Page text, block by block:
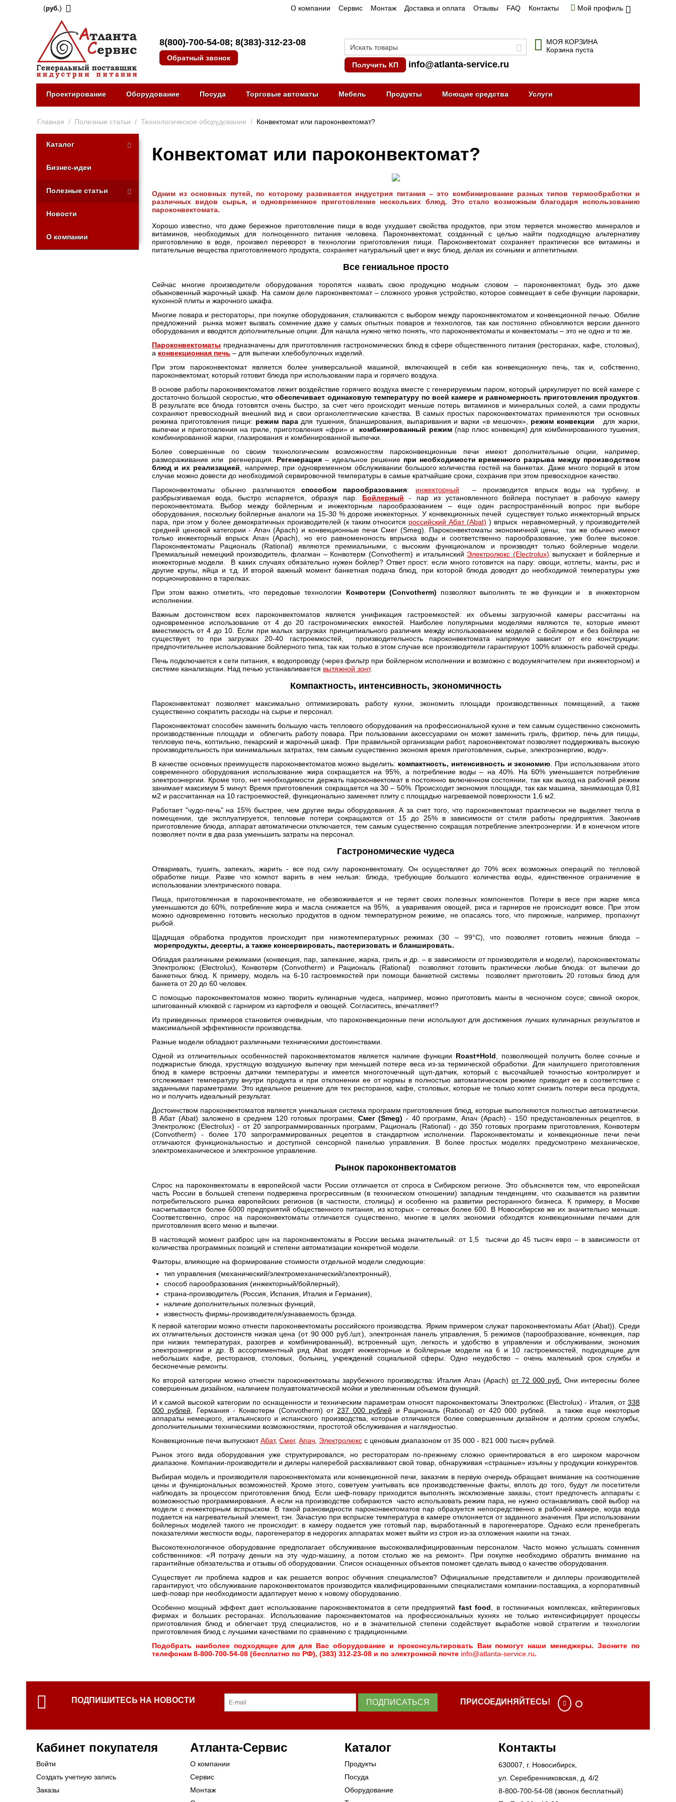
(руб.) О компании Сервис Монтаж Доставка и оплата Отзывы FAQ Контакты Мой профиль
8(800)-700-54-08; 8(383)-312-23-08
Обратный звонок
Получить КП
info@atlanta-service.ru
МОЯ КОРЗИНА
Корзина пуста
Проектирование Оборудование Посуда Торговые автоматы Мебель Продукты Моющие средства Услуги
Главная / Полезные статьи / Технологическое оборудование / Конвектомат или пароконвектомат?
Каталог
Бизнес-идеи
Полезные статьи
Новости
О компании
Конвектомат или пароконвектомат?
Одним из основных путей, по которому развивается индустрия питания – это комбинирование разных типов термообработки и
различных видов сырья, и одновременное приготовление нескольких блюд. Это стало возможным благодаря использованию
пароконвектомата.
Хорошо известно, что даже бережное приготовление пищи в воде ухудшает свойства продуктов, при этом теряется множество минералов и
витаминов, необходимых для полноценного питания человека. Пароконвектомат, созданный с целью найти подходящую альтернативу
приготовлению в воде, произвел переворот в технологии приготовления пищи. Пароконвектомат сохраняет практически все витамины и
питательные вещества приготовляемого продукта, сохраняет натуральный цвет и вкус блюд, делая их сочными и аппетитными.
Все гениальное просто
Сейчас многие производители оборудования торопятся назвать свою продукцию модным словом – пароконвектомат, будь это даже
обыкновенный жарочный шкаф. На самом деле пароконвектомат – сложного уровня устройство, которое совмещает в себе функции пароварки,
кухонной плиты и жарочного шкафа.
Многие повара и рестораторы, при покупке оборудования, сталкиваются с выбором между пароконвектоматом и конвекционной печью. Обилие
предложений рынка может вызвать сомнение даже у самых опытных поваров и технологов, так как постоянно обновляются версии данного
оборудования и вводятся дополнительные опции. Для начала нужно четко понять, что пароконвектоматы и конвектоматы – это не одно и то же.
Пароконвектоматы предназначены для приготовления гастрономических блюд в сфере общественного питания (ресторанах, кафе, столовых),
а конвекционная печь – для выпечки хлебобулочных изделий.
При этом пароконвектомат является более универсальной машиной, включающей в себя как конвекционную печь, так и, собственно,
пароконвектомат, который готовит блюда при использовании пара и горячего воздуха.
В основе работы пароконвектоматов лежит воздействие горячего воздуха вместе с генерируемым паром, который циркулирует по всей камере с
достаточно большой скоростью, что обеспечивает одинаковую температуру по всей камере и равномерность приготовления продуктов.
В результате все блюда готовятся очень быстро, за счет чего происходит меньше потерь витаминов и минеральных солей, а сами продукты
сохраняют превосходный внешний вид и свои органолептические качества. В самых простых пароконвектоматах применяются три основных
режима приготовления пищи: режим парадля тушения, бланширования, выпаривания и варки «в мешочек», режим конвекции для жарки,
выпечки и приготовления на гриле, приготовления «фри» и комбинированный режим (пар плюс конвекция) для комбинированного тушения,
комбинированной жарки, глазирования и комбинированной выпечки.
Более совершенные по своим технологическим возможностям пароконвекционные печи имеют дополнительные опции, например,
размораживание или регенерация. Регенерация – идеальное решение при необходимости временного разрыва между производством
блюд и их реализацией, например, при одновременном обслуживании большого количества гостей на банкетах. Даже много порций в этом
случае можно довести до необходимой сервировочной температуры в самые кратчайшие сроки, сохранив при этом превосходное качество.
Пароконвектоматы обычно различаютсяспособом парообразования: инжекторный – производится впрыск воды на турбину, и
разбрызгиваемая вода, быстро испаряется, образуя пар. Бойлерный - пар из установленного бойлера поступает в рабочую камеру
пероконвектомата. Выбор между бойлерным и инжекторным парообразованием – еще один распространённый вопрос при выборе
оборудования, поскольку бойлерные аналоги на 15-30 % дороже инжекторных. У конвекционных печей существует только инжекторный впрыск
пара, при этом у более демократичных производителей (к таким относится российский Абат (Abat) ) впрыск неравномерный, у производителей
средней ценовой категории - Апач (Apach) и конвекционные печи Смег (Smeg). Пароконвектоматы экономичной цены, так же обычно имеют
только инжекторный впрыск Апач (Apach), но его равноменоность впрыска воды и соответственно парообразование, уже более высокое.
Пароконвектоматы Рациональ (Rational) являются премиальными, с высоким функционалом и производят только бойлерные модели.
Премиальный немецкий производитель, флагман – Конвотерм (Convotherm) и итальянский Электролюкс (Electrolux) выпускает и бойлерные и
инжекторные модели. В каких случаях обязательно нужен бойлер? Ответ прост: если много готовится на пару: овощи, котлеты, манты, рис и
другие крупы, яйца и т.д. И второй важный момент банкетная подача блюд, при которой блюда доводят до необходимой температуры уже
порционированно в тарелках.
При этом важно отметить, что передовые технологии Конвотерм (Convotherm) позволяют выполнять те же функции и в инжекторном
исполнении.
Важным достоинством всех пароконвектоматов является унификация гастроемкостей: их объемы загрузочной камеры рассчитаны на
одновременное использование от 4 до 20 гастрономических емкостей. Наиболее популярными моделями являются те, которые имеют
вместимость от 4 до 10. Если при малых загрузках принципиального различия между использованием моделей с бойлером и без бойлера не
существует, то при загрузках 20-40 гастроемкостей, производительность пароконвектомата напрямую зависит от его конструкции:
предпочтительнее использование бойлерного типа, так как только в этом случае все производители гарантируют 100% влажность рабочей среды.
Печь подключается к сети питания, к водопроводу (через фильтр при бойлерном исполнении и возможно с водоумягчителем при инжекторном) и
системе канализации. Над печью устанавливается вытяжной зонт.
Компактность, интенсивность, экономичность
Пароконвектомат позволяет максимально оптимизировать работу кухни, экономить площади производственных помещений, а также
существенно cократить расходы на сырье и персонал.
Пароконвектомат способен заменить большую часть теплового оборудования на профессиональной кухне и тем самым существенно сэкономить
производственные площади и облегчить работу повара. При пользовании аксессуарами он может заменить гриль, фритюр, печь для пиццы,
тепловую печь, коптильню, пекарский и жарочный шкаф. При правильной организации работ, пароконвектомат позволяет поддерживать высокую
производительность при минимальных затратах, тем самым существенно экономя время приготовления, сырье, электроэнергию, воду».
В качестве основных преимуществ пароконвектоматов можно выделить: компактность, интенсивность и экономию. При использовании этого
современного оборудования использование жира сокращается на 95%, а потребление воды – на 40%. На 60% уменьшается потребление
электроэнергии. Кроме того, нет необходимости держать пароконвектомат в постоянно включенном состоянии, так как выход на рабочий режим
занимает максимум 5 минут. Время приготовления сокращается на 30 – 50%. Происходит экономия площади, так как машина, занимающая 0,81
м2 и рассчитанная на 10 гастроемкостей, функционально заменяет плиту с площадью нагреваемой поверхности 1,6 м2.
Работает "чудо-печь" на 15% быстрее, чем другие виды оборудования. А за счет того, что пароконвектомат практически не выделяет тепла в
помещении, где эксплуатируется, тепловые потери сокращаются от 15 до 25% в зависимости от стиля работы предприятия. Закончив
приготовление блюда, аппарат автоматически отключается, тем самым существенно сокращая потребление электроэнергии. И в конечном итоге
позволяет почти в два раза уменьшить затраты на персонал.
Гастрономические чудеса
Отваривать, тушить, запекать, жарить - все под силу пароконвектомату. Он осуществляет до 70% всех возможных операций по тепловой
обработке пищи. Разве что компот варить в нем нельзя: блюда, требующие большого количества воды, единственное ограничение в
использовании электрического повара.
Пища, приготовленная в пароконвектомате, не обезвоживается и не теряет своих полезных компонентов. Потери в весе при жарке мяса
уменьшаются до 60%, потребление жира и масла снижается на 95%, а уваривания овощей, риса и гарниров не происходит вовсе. При этом
можно одновременно готовить несколько продуктов в одном температурном режиме, не опасаясь того, что пирожные, например, пропахнут
рыбой.
Щадящая обработка продуктов происходит при низкотемпературных режимах (30 – 99°С), что позволяет готовить нежные блюда –
морепродукты, десерты, а также консервировать, пастеризовать и бланшировать.
Обладая различными режимами (конвекция, пар, запекание, жарка, гриль и др. – в зависимости от производителя и модели), пароконвектоматы
Электролюкс (Electrolux), Конвотерм (Convotherm) и Рациональ (Rational)
позволяют готовить практически любые блюда: от выпечки до
банкетных блюд. К примеру, модель на 6-10 гастроемкостей при помощи банкетной системы позволяет приготовить 20 готовых блюд для
банкета от 20 до 60 человек.
С помощью пароконвектоматов можно творить кулинарные чудеса, например, можно приготовить манты в чесночном соусе; свиной окорок,
шпигованный клюквой с гарниром из картофеля и овощей. Согласитесь, впечатляет!?
Из приведенных примеров становится очевидным, что пароконвекционные печи используют для достижения лучших кулинарных результатов и
максимальной эффективности производства.
Разные модели обладают различными техническими достоинствами.
Одной из отличительных особенностей пароконвектоматов является наличие функции Roast+Hold, позволяющей получить более сочные и
поджаристые блюда, хрустящую воздушную выпечку при меньшей потере веса из-за термической обработки. Для наилучшего приготовления
блюд в камере встроены датчики температуры и имеется многоточечный щуп-датчик, который с высочайшей точностью контролирует и
отслеживает температуру внутри продукта и при отклонении ее от нормы в полностью автоматическом режиме приводит ее в соответствие с
заданными параметрами. Это идеальное решение для тех ресторанов, кафе, столовых, которые не только хотят снизить потери веса продукта,
но и получить идеальный результат.
Достоинством пароконвектоматов является уникальная система программ приготовления блюд, которые выполняются полностью автоматически.
ВАбат (Abat) заложено в среднем 120 готовых программ, Смег (Smeg) - 40 программ,Апач (Apach) - 150 предустановленных рецептов, в
Электролюкс (Electrolux) - от 20 запрограммированных программ, Рациональ (Rational) - до 350 готовых программ приготовления, Конвотерм
(Convotherm) - более 170 запрограммированных рецептов в стандартном исполнении. Пароконвектоматы и конвекционные печи печи
отличаются функциональностью и доступной сенсорной панелью управления. В более простых моделях предусмотрено механическое,
электромеханическое и электронное управление.
Рынок пароконвектоматов
Спрос на пароконвектоматы в европейской части России отличается от спроса в Сибирском регионе. Это объясняется тем, что европейская
часть России в большей степени подвержена прогрессивным (в техническом отношении) западным тенденциям, что сказывается на развитии
потребительского рынка европейских регионов (в частности, столицы) и особенно на развитии ресторанного бизнеса. К примеру, в Москве
насчитывается более 6000 предприятий общественного питания, из которых – сетевых более 600. В Новосибирске же их значительно меньше.
Соответственно, спрос на пароконвектоматы отличается существенно, многие в целях экономии обходятся конвекционными печами для
приготовления всего меню и выпечки.
В настоящий момент разброс цен на пароконвектоматы в России весьма значительный: от 1,5 тысячи до 45 тысяч евро – в зависимости от
количества программных позиций и степени автоматизации конкретной модели.
Факторы, влияющие на формирование стоимости отдельной модели следующие:
тип управления (механический/электромеханический/электронный),
способ парообразования (инжекторный/бойлерный),
страна-производитель (Россия, Испания, Италия и Германия),
наличие дополнительных полезных функций,
известность фирмы-производителя/узнаваемость брэнда.
К первой категории можно отнести пароконвектоматы российского производства. Ярким примером служат пароконвектоматыАбат (Abat)). Среди
их отличительных достоинств низкая цена (от 90 000 руб./шт.), электронная панель управления, 5 режимов (парообразование, конвекция, пар
при низких температурах, разогрев и комбинированный), встроенный щуп, легкость и удобство в управлении и обслуживании, экономия
электроэнергии и др. В ассортиментный ряд Abat входят инжекторные и бойлерные модели на 6 и 10 гастроемкостей, подходящие для
небольших кафе, ресторанов, столовых, больниц, учреждений социальной сферы. Одно неудобство – очень маленький срок службы и
бесконечные ремонты.
Ко второй категории можно отнести пароконвектоматы зарубежного производства: Италия Апач (Apach) от 72 000 руб. Они интересны более
совершенным дизайном, наличием полуавтоматической мойки и увеличенным объемом функций.
И к самой высокой категории по оснащенности и техническим параметрам относят пароконвектоматы Электролюкс (Electrolux)- Италия, от 338
000 рублей, Германия - Конвотерм (Convotherm) от237 000 рублей и Рациональ (Rational) от 420 000 рублей.
а также еще некоторые
аппараты немецкого, итальянского и испанского производства, которые отличаются более совершенным дизайном и долгим сроком службы,
дополнительными техническими возможностями, простотой обслуживания и наглядностью.
Конвекционные печи выпускаютАбат, Смег, Апач, Электролюксс ценовым диапазоном от 35 000 - 821 000 тысяч рублей.
Рынок этого вида оборудования уже структурировался, но рестораторам по-прежнему сложно ориентироваться в его широком марочном
диапазоне. Компании-производители и дилеры наперебой расхваливают свой товар, обнаруживая «страшные» изъяны у продукции конкурентов.
Выбирая модель и производителя пароконвектомата или конвекционной печи, заказчик в первую очередь обращает внимание на соотношение
цены и функциональных возможностей. Кроме этого, советуем учитывать все производственные факты, вплоть до того, будут ли посетители
наблюдать за процессом приготовления блюд. Если шеф-повару приходится выполнять эксклюзивные заказы, стоит предпочесть аппараты с
возможностью программирования. А если на производстве собираются часто использовать режим пара, не нужно останавливать свой выбор на
модели с инжекторным вспрыском. В такой разновидности пароконвектоматов пар образуется непосредственно в рабочей камере, когда вода
подается на нагревательный элемент, тэн. Зачастую при вспрыске температура в камере отклоняется от заданного значения. При использовании
бойлерных моделей такого не происходит: в камеру подается уже готовый пар, выработанный в парогенераторе. Однако если пренебрегать
показателями жесткости воды, парогенератор в недорогих аппаратах может выйти из строя из-за отложения накипи на тэнах.
Высокотехнологичное оборудование предполагает обслуживание высококвалифицированным персоналом. Часто можно услышать сомнения
собственников: «Я потрачу деньги на эту чудо-машину, а потом столько же на ремонт». При покупке необходимо обратить внимание на
гарантийные обязательства и отзывы об оборудовании. Список оснащенных объектов поможет сделать вывод о качестве оборудования.
Существует ли проблема кадров и как решается вопрос обучения специалистов? Официальные представители и диллеры производителей
гарантируют, что обслуживание пароконвектоматов производится квалифицированными специалистами компании-поставщика, а корпоративный
шеф-повар при необходимости адаптирует меню к новому оборудованию.
Особенно мощный эффект дает использование пароконвектоматов в сети предприятий fast food, в гостиничных комплексах, кейтеринговых
фирмах и больших ресторанах. Использование пароконвектоматов на профессиональных кухнях не только интенсифицирует процессы
приготовления блюд и облегчает труд специалистов, но и в значительной степени содействует выработке новой стратегии и технологии
приготовления блюд с лучшими качествами по сравнению с традиционными.
Подобрать наиболее подходящее для для Вас оборудование и проконсультировать Вам помогут наши менеджеры. Звоните по
телефонам 8-800-700-54-08 (бесплатно по РФ), (383) 312-23-08 и по электронной почте info@atlanta-service.ru.
ПОДПИШИТЕСЬ НА НОВОСТИ ПОДПИСАТЬСЯ ПРИСОЕДИНЯЙТЕСЬ!
Кабинет покупателя
Войти
Создать учетную запись
Заказы
Атланта-Сервис
О компании
Сервис
Монтаж
Каталог
Продукты
Посуда
Оборудование
Контакты
630007, г. Новосибирск,
ул. Серебренниковская, д. 4/2
8-800-700-54-08 (звонок бесплатный)